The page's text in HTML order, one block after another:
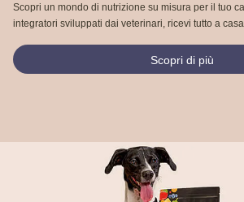
Scopri un mondo di nutrizione su misura per il tuo
integratori sviluppati dai veterinari, ricevi tutto a casa
Scopri di più